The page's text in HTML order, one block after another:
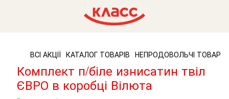
ВСІ АКЦІЇ КАТАЛОГ ТОВАРІВ НЕПРОДОВОЛЬЧІ ТОВАРИ
Комплект п/біле изнисатин твіл
ЄВРО в коробці Вілюта